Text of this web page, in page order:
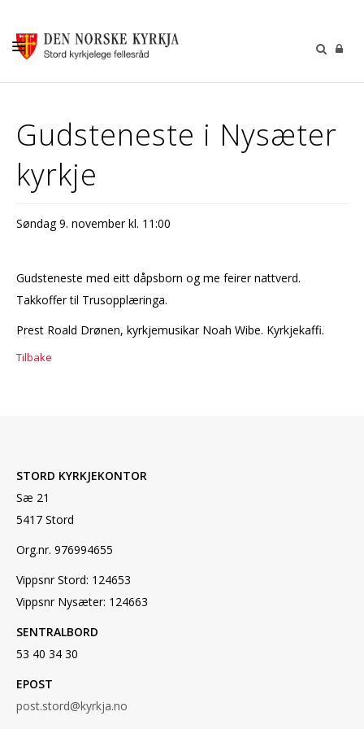
GUDSTENESTER
DÅP VIGSEL GRAVFERD
BARN OG UNGDOM
SOKNERÅDA
Gudsteneste i Nysæter
kyrkje
Søndag 9. november kl. 11:00
Gudsteneste med eitt dåpsborn og me feirer nattverd.
Takkoffer til Trusopplæringa.
Prest Roald Drønen, kyrkjemusikar Noah Wibe. Kyrkjekaffi.
Tilbake
STORD KYRKJEKONTOR
Sæ 21
5417 Stord
Org.nr. 976994655
Vippsnr Stord: 124653
Vippsnr Nysæter: 124663
SENTRALBORD
53 40 34 30
EPOST
post.stord@kyrkja.no